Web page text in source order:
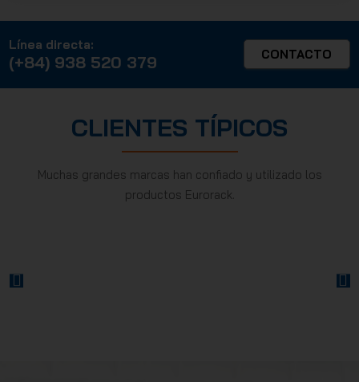
Línea directa:
(+84) 938 520 379 CONTACTO
CLIENTES TÍPICOS
Muchas grandes marcas han confiado y utilizado los
productos Eurorack.